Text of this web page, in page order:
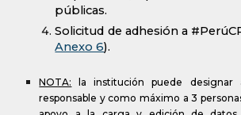
públicas.
Solicitud de adhesión a
Anexo 6).
NOTA: la institución puede designar
responsable y como máximo a 3